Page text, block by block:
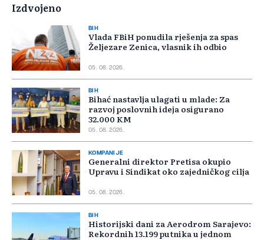
Izdvojeno
BIH
Vlada FBiH ponudila rješenja za spas
Željezare Zenica, vlasnik ih odbio
05. 08. 2026.
BIH
Bihać nastavlja ulagati u mlade: Za
razvoj poslovnih ideja osigurano
32.000 KM
05. 08. 2026.
KOMPANIJE
Generalni direktor Pretisa okupio
Upravu i Sindikat oko zajedničkog cilja
05. 08. 2026.
BIH
Historijski dani za Aerodrom Sarajevo:
Rekordnih 13.199 putnika u jednom